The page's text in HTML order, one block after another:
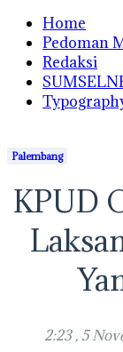
Home
Pedoman
Redaksi
Palembang
KPUD
2:23 , 5